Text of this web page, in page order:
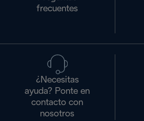
frecuentes
¿Necesitas
ayuda? Ponte en
contacto con
nosotros